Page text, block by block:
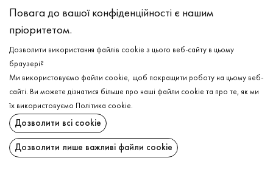
ДОГЛЯД
Прання в холодній воді (до 30 ° C)
Відбілювання заборонено
Прасувати при середній температурі
Щадний віджим і сушка
Щадна хімчистка
Поширити:
ChatGPT
Google
Perplexity Grok
Підпишіться на останні оновлення та дізнавайтеся про новинки та спеціальні
Повага до вашої конфіденційності є нашим
пріоритетом.
Дозволити використання файлів cookie з цього веб-сайту в цьому
браузері?
Ми використовуємо файли cookie, щоб покращити роботу на цьому веб-
сайті. Ви можете дізнатися більше про наші файли cookie та про те, як ми
їх використовуємо
Політика cookie.
Дозволити всі cookie
Дозволити лише важливі файли cookie